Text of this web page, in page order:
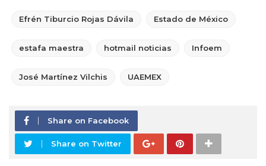
Efrén Tiburcio Rojas Dávila Estado de México
estafa maestra hotmail noticias Infoem
José Martínez Vilchis UAEMEX
Share on Facebook
Share on Twitter